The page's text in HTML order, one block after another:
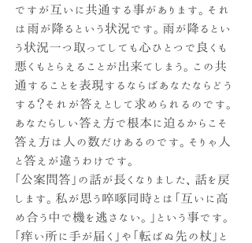
ですが互いに共通する事があります。それ
は雨が降るという状況です。雨が降るとい
う状況一つ取ってしても心ひとつで良くも
悪くもとらえることが出来てしまう。この共
通することを表現するならばあなたならどう
する？それが答えとして求められるのです。
あなたらしい答え方で根本に迫るからこそ
答え方は人の数だけあるのです。そりゃ人
と答えが違うわけです。
「公案問答」の話が長くなりました、話を戻
します。私が思う啐啄同時とは「互いに高
め合う中で機を逃さない。」という事です。
「痒い所に手が届く」や「転ばぬ先の杖」と